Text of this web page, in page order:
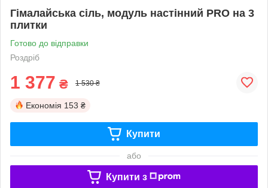
Гімалайська сіль, модуль настінний PRO на 3
плитки
Готово до відправки
Роздріб
1 377 ₴ 1 530 ₴
Економія 153 ₴
Купити
або
Купити з